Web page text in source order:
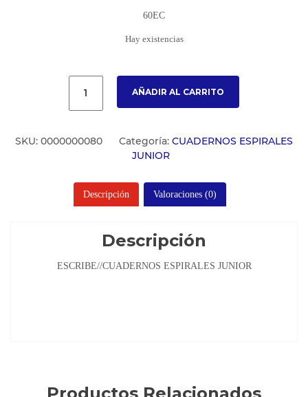
60EC
Hay existencias
AÑADIR AL CARRITO
SKU: 0000000080 Categoría: CUADERNOS ESPIRALES
JUNIOR
Descripción Valoraciones (0)
Descripción
ESCRIBE//CUADERNOS ESPIRALES JUNIOR